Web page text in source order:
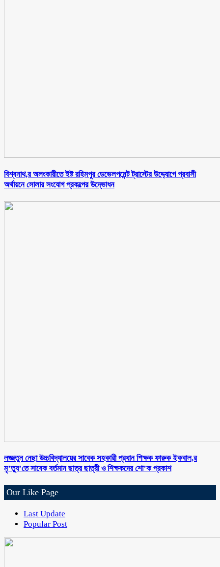
বিশ্বনাথ,র অলংকারীতে ইষ্ট রহিমপুর ডেভেলপমেন্ট ট্রাস্টের উদ্দ্যোগে প্রবাসী
অর্থায়নে সোলার সংযোগ প্রকল্পের উদ্ভোধন
লজ্জতুন নেছা উচ্চবিদ্যালয়ের সাবেক সহকারী প্রধান শিক্ষক ফারুক ইকবাল,র
মৃ’ত্যু’তে সাবেক বর্তমান ছাত্র ছাত্রী ও শিক্ষকদের শো’ক প্রকাশ
Our Like Page
Last Update
Popular Post